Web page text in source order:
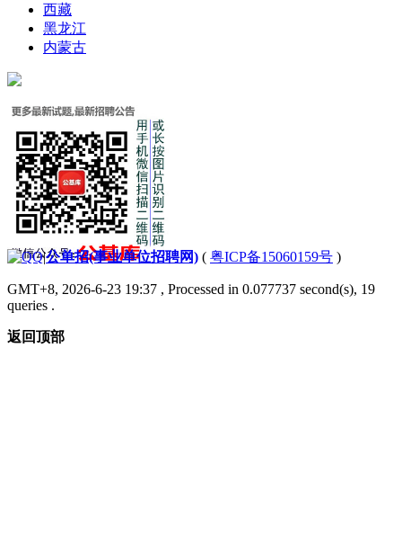
西藏
黑龙江
内蒙古
|公单招(事业单位招聘网) ( 粤ICP备15060159号 )
GMT+8, 2026-6-23 19:37 , Processed in 0.077737 second(s), 19
queries .
返回顶部